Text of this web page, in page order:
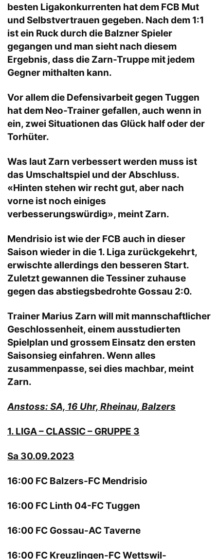
besten Ligakonkurrenten hat dem FCB Mut
und Selbstvertrauen gegeben. Nach dem 1:1
ist ein Ruck durch die Balzner Spieler
gegangen und man sieht nach diesem
Ergebnis, dass die Zarn-Truppe mit jedem
Gegner mithalten kann.
Vor allem die Defensivarbeit gegen Tuggen
hat dem Neo-Trainer gefallen, auch wenn in
ein, zwei Situationen das Glück half oder der
Torhüter.
Was laut Zarn verbessert werden muss ist
das Umschaltspiel und der Abschluss.
«Hinten stehen wir recht gut, aber nach
vorne ist noch einiges
verbesserungswürdig», meint Zarn.
Mendrisio ist wie der FCB auch in dieser
Saison wieder in die 1. Liga zurückgekehrt,
erwischte allerdings den besseren Start.
Zuletzt gewannen die Tessiner zuhause
gegen das abstiegsbedrohte Gossau 2:0.
Trainer Marius Zarn will mit mannschaftlicher
Geschlossenheit, einem ausstudierten
Spielplan und grossem Einsatz den ersten
Saisonsieg einfahren. Wenn alles
zusammenpasse, sei dies machbar, meint
Zarn.
Anstoss: SA, 16 Uhr, Rheinau, Balzers
1. LIGA – CLASSIC – GRUPPE 3
Sa 30.09.2023
16:00 FC Balzers-FC Mendrisio
16:00 FC Linth 04-FC Tuggen
16:00 FC Gossau-AC Taverne
16:00 FC Kreuzlingen-FC Wettswil-